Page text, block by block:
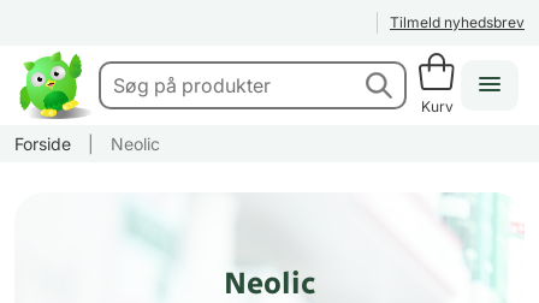
Tilmeld nyhedsbrev
Kurv
Forside Neolic
Neolic